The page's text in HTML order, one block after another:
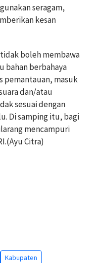
seragam,
kesan
boleh membawa
bahan berbahaya
pemantauan, masuk
dan/atau
sesuai dengan
Di samping itu, bagi
mencampuri
Citra)
Kabupaten